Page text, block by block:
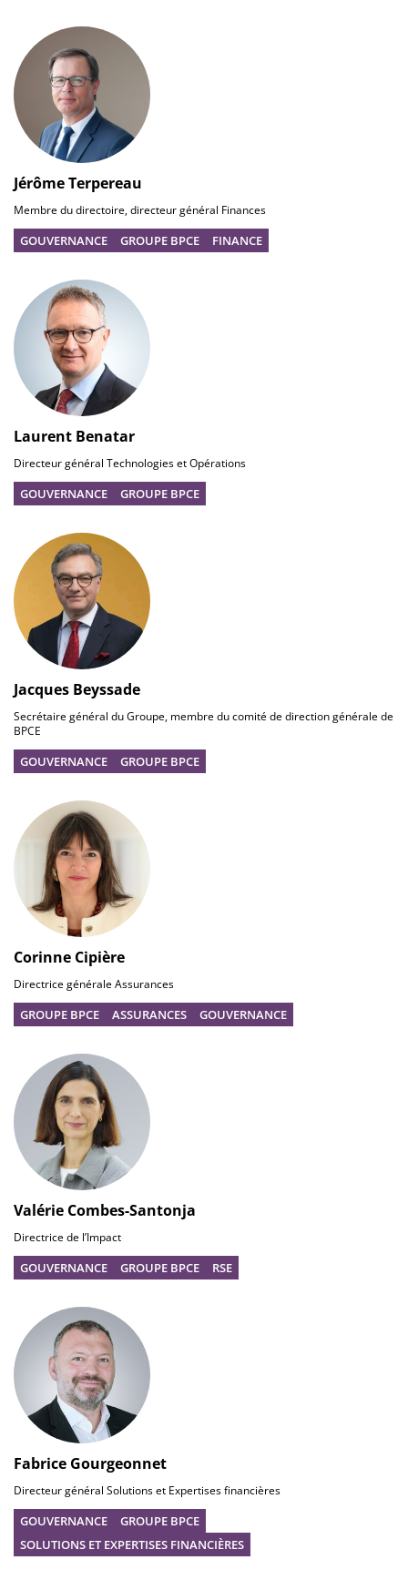
Jérôme Terpereau
Membre du directoire, directeur général Finances
GOUVERNANCE GROUPE BPCE FINANCE
Laurent Benatar
Directeur général Technologies et Opérations
GOUVERNANCE GROUPE BPCE
Jacques Beyssade
Secrétaire général du Groupe, membre du comité de direction générale de
BPCE
GOUVERNANCE GROUPE BPCE
Corinne Cipière
Directrice générale Assurances
GROUPE BPCE ASSURANCES GOUVERNANCE
Valérie Combes-Santonja
Directrice de l’Impact
GOUVERNANCE GROUPE BPCE RSE
Fabrice Gourgeonnet
Directeur général Solutions et Expertises financières
GOUVERNANCE
GROUPE BPCE
SOLUTIONS ET EXPERTISES FINANCIÈRES